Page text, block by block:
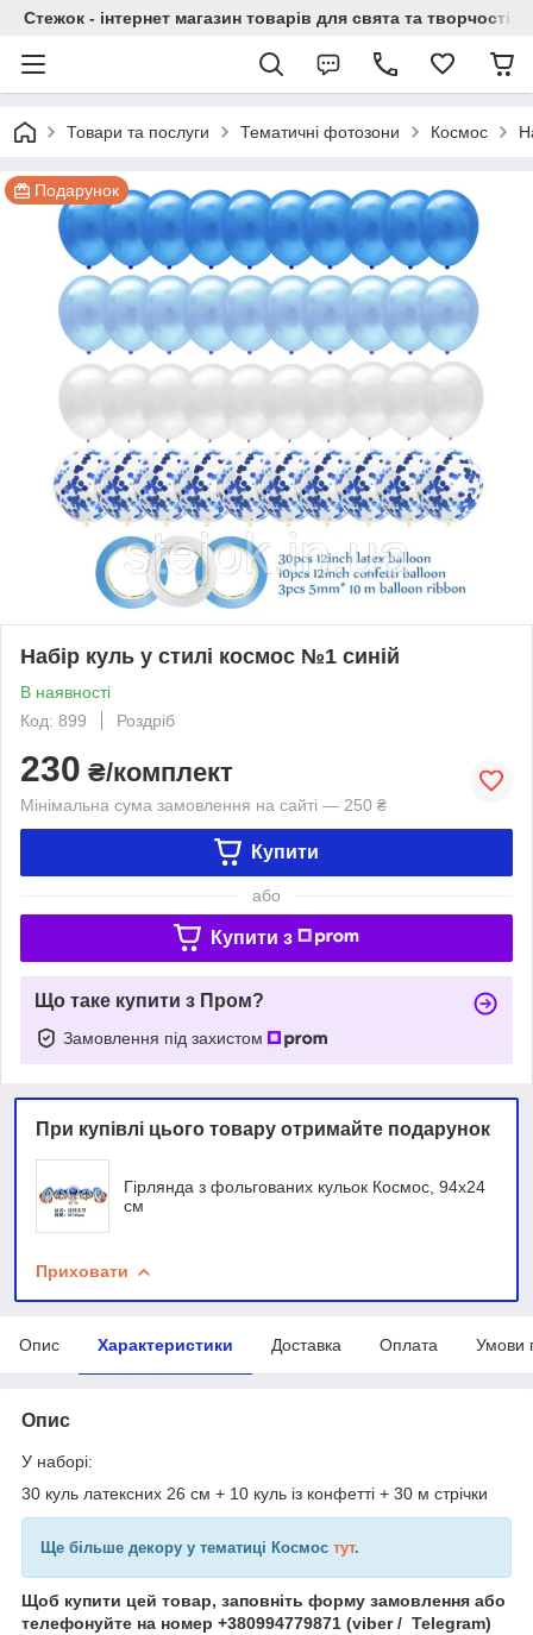
Стежок - інтернет магазин товарів для свята та творчості
Товари та послуги Тематичні фотозони Космос
Подарунок
Набір куль у стилі космос №1 синій
В наявності
Код: 899
Роздріб
230 ₴/комплект
Мінімальна сума замовлення на сайті — 250 ₴
Купити
або
Купити з
Що таке купити з Пром?
Замовлення під захистом
При купівлі цього товару отримайте подарунок
Гірлянда з фольгованих кульок Космос, 94х24
см
Приховати
Опис Характеристики Доставка Оплата Умови
Опис
У наборі:
30 куль латексних 26 см + 10 куль із конфетті + 30 м стрічки
Ще більше декору у тематиці Космос тут.
Щоб купити цей товар, заповніть форму замовлення або
телефонуйте на номер +380994779871 (viber / Telegram)